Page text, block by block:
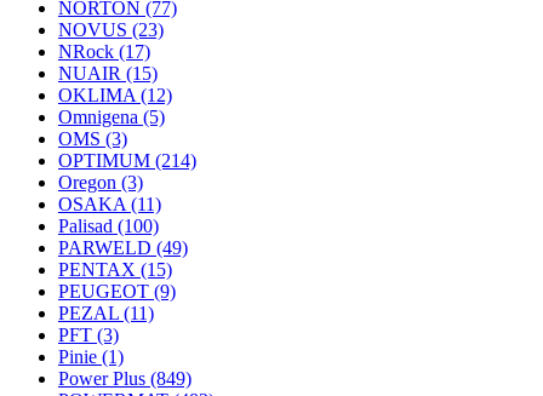
NORTON (77)
NOVUS (23)
NRock (17)
NUAIR (15)
OKLIMA (12)
Omnigena (5)
OMS (3)
OPTIMUM (214)
Oregon (3)
OSAKA (11)
Palisad (100)
PARWELD (49)
PENTAX (15)
PEUGEOT (9)
PEZAL (11)
PFT (3)
Pinie (1)
Power Plus (849)